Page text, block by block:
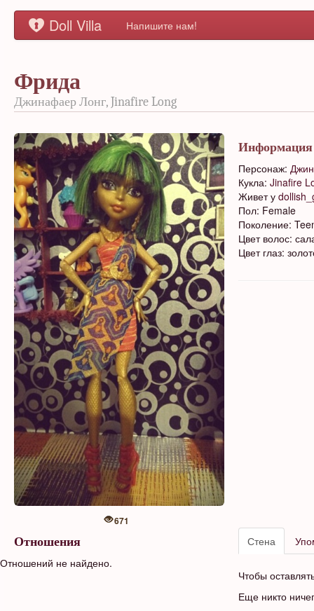
Doll Villa Напишите нам!
Фрида
Джинафаер Лонг, Jinafire Long
671
Информация
Персонаж:
Кукла: Jinafire
Живет у
Пол: Female
Поколение:
Цвет волос:
Цвет глаз:
Отношения
Отношений не найдено.
Стена
Чтобы
Еще никто